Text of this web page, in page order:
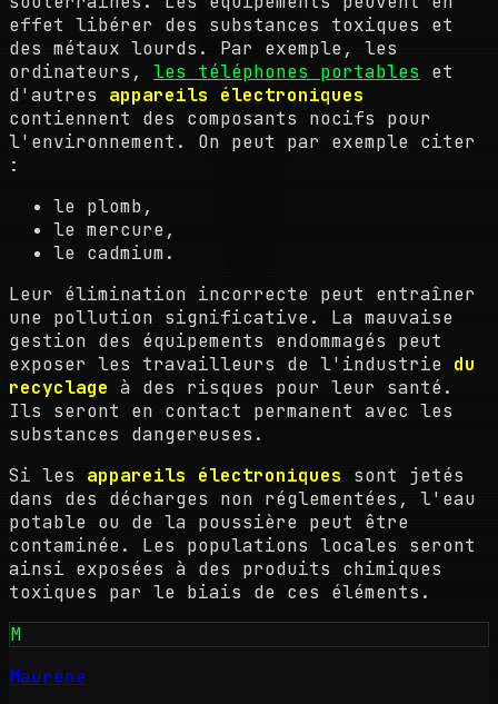
effet libérer des substances toxiques et
des métaux lourds. Par exemple, les
ordinateurs, les téléphones portables et
d'autres appareils électroniques
contiennent des composants nocifs pour
l'environnement. On peut par exemple citer
:
le plomb,
le mercure,
le cadmium.
Leur élimination incorrecte peut entraîner
une pollution significative. La mauvaise
gestion des équipements endommagés peut
exposer les travailleurs de l'industrie du
recyclage à des risques pour leur santé.
Ils seront en contact permanent avec les
substances dangereuses.
Si les appareils électroniques sont jetés
dans des décharges non réglementées, l'eau
potable ou de la poussière peut être
contaminée. Les populations locales seront
ainsi exposées à des produits chimiques
toxiques par le biais de ces éléments.
M
Maurène